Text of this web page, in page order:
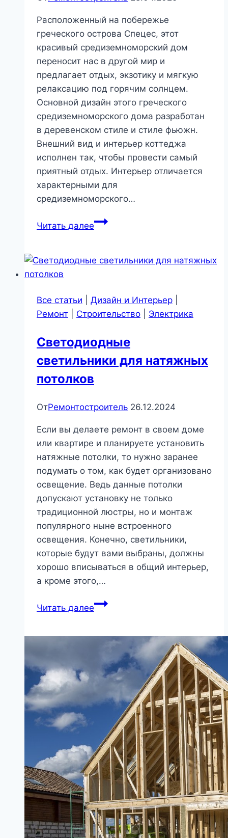
Расположенный на побережье
греческого острова Спецес, этот
красивый средиземноморский дом
переносит нас в другой мир и
предлагает отдых, экзотику и мягкую
релаксацию под горячим солнцем.
Основной дизайн этого греческого
средиземноморского дома разработан
в деревенском стиле и стиле фьюжн.
Внешний вид и интерьер коттеджа
исполнен так, чтобы провести самый
приятный отдых. Интерьер отличается
характерными для
средиземноморского…
Читать далееКрасивый
побережье
и
уют
Все статьи Дизайн и Интерьер
Ремонт
Строительство Электрика
Светодиодные
светильники для натяжных
потолков
ОтРемонтостроитель 26.12.2024
Если вы делаете ремонт в своем доме
или квартире и планируете установить
натяжные потолки, то нужно заранее
подумать о том, как будет организовано
освещение. Ведь данные потолки
допускают установку не только
традиционной люстры, но и монтаж
популярного ныне встроенного
освещения. Конечно, светильники,
которые будут вами выбраны, должны
хорошо вписываться в общий интерьер,
а кроме этого,…
Читать далееСветодиодные
натяжных
потолков